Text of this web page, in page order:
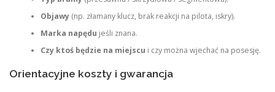
Objawy(np. złamany klucz, brak reakcji na pilota, iskry).
Marka napędu jeśli znana.
Czy ktoś będzie na miejscu i czy można wjechać na posesję.
Orientacyjne koszty i gwarancja